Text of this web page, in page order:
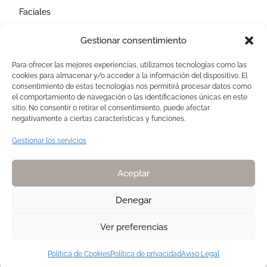
Gestionar consentimiento
Para ofrecer las mejores experiencias, utilizamos tecnologías como las
cookies para almacenar y/o acceder a la información del dispositivo. El
consentimiento de estas tecnologías nos permitirá procesar datos como
el comportamiento de navegación o las identificaciones únicas en este
sitio. No consentir o retirar el consentimiento, puede afectar
negativamente a ciertas características y funciones.
Gestionar los servicios
Aceptar
Denegar
Ver preferencias
Politica de CookiesPolítica de privacidadAviso Legal
Faciales
AVISOS LEGALES
Aviso Legal
Politica de Cookies
Política de privacidad
Copyright 2025. Todos los derechos reservados NATURELLE by Pilar